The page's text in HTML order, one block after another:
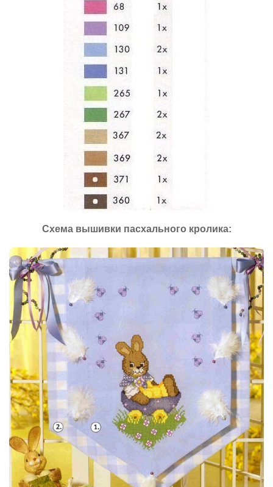
Схема вышивки пасхального кролика: